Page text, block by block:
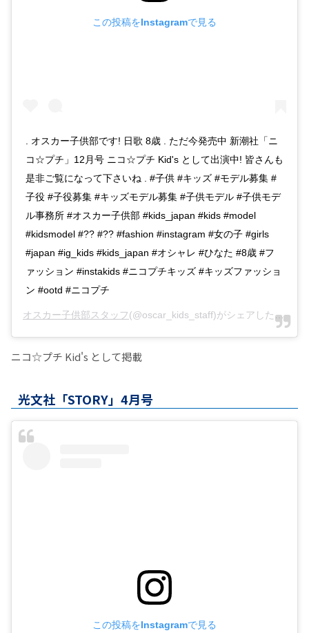
この投稿をInstagramで見る
. オスカー子供部です! 日歌 8歳 . ただ今発売中 新潮社「ニ
コ☆プチ」12月号 ニコ☆プチ Kid's として出演中! 皆さんも
是非ご覧になって下さいね . #子供 #キッズ #モデル募集 #
子役 #子役募集 #キッズモデル募集 #子供モデル #子供モデ
ル事務所 #オスカー子供部 #kids_japan #kids #model
#kidsmodel #?? #?? #fashion #instagram #女の子 #girls
#japan #ig_kids #kids_japan #オシャレ #ひなた #8歳 #フ
ァッション #instakids #ニコプチキッズ #キッズファッショ
ン #ootd #ニコプチ
オスカー子供部スタッフ(@oscar_kids_staff)がシェアした投稿 -
ニコ☆プチ Kid's として掲載
光文社「STORY」4月号
この投稿をInstagramで見る